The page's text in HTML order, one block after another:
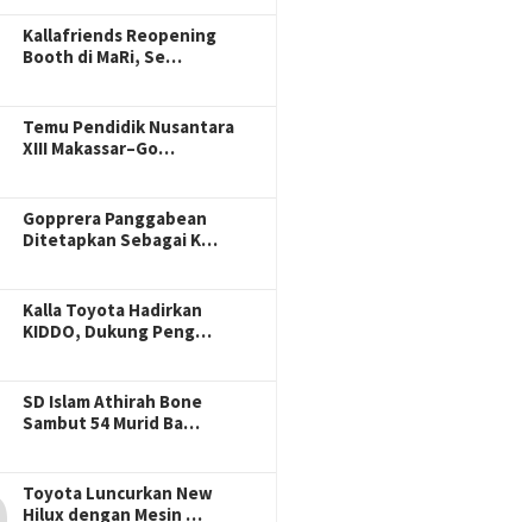
Nyatakan
Dukung
August 1, 2026
Trend Asia: Pengembangan
Perparah Konflik Sosial
Kallafriends Reopening
Booth di MaRi, Se…
Temu Pendidik Nusantara
XIII Makassar–Go…
Gopprera Panggabean
Ditetapkan Sebagai K…
Kalla Toyota Hadirkan
KIDDO, Dukung Peng…
SD Islam Athirah Bone
Sambut 54 Murid Ba…
Toyota Luncurkan New
Hilux dengan Mesin …